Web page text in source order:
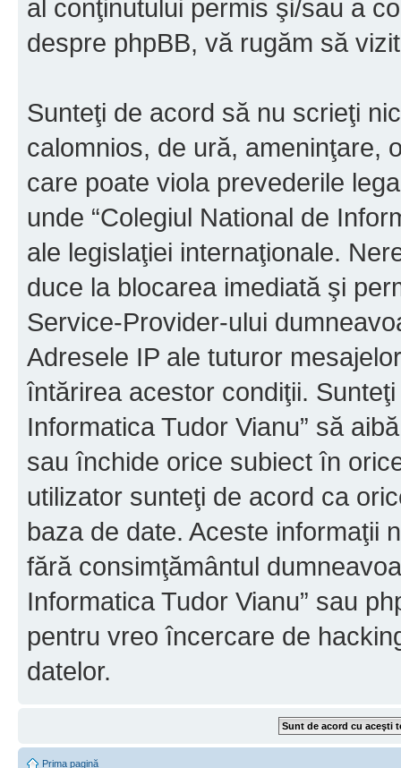
al conţinutului permis şi/sau a
despre phpBB, vă rugăm să
Sunteţi de acord să nu scrieţi
calomnios, de ură, ameninţare,
care poate viola prevederile
unde “Colegiul National de
ale legislaţiei internaţionale.
duce la blocarea imediată şi
Service-Provider-ului
Adresele IP ale tuturor
întărirea acestor condiţii.
Informatica Tudor Vianu” să
sau închide orice subiect în
utilizator sunteţi de acord ca
baza de date. Aceste informaţii
fără consimţământul
Informatica Tudor Vianu” sau
pentru vreo încercare de
datelor.
Prima pagină